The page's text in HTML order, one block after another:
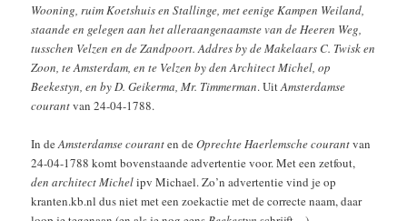
Wooning, ruim Koetshuis en Stallinge, met eenige Kampen Weiland,
staande en gelegen aan het alleraangenaamste van de Heeren Weg,
tusschen Velzen en de Zandpoort. Addres by de Makelaars C. Twisk en
Zoon, te Amsterdam, en te Velzen by den Architect Michel, op
Beekestyn, en by D. Geikerma, Mr. Timmerman. UitAmsterdamse
courantvan 24-04-1788.
In deAmsterdamse couranten deOprechte Haerlemsche courantvan
24-04-1788 komt bovenstaande advertentie voor. Met een zetfout,
den architect Michelipv Michael. Zo’n advertentie vind je op
kranten.kb.nl dus niet met een zoekactie met de correcte naam, daar